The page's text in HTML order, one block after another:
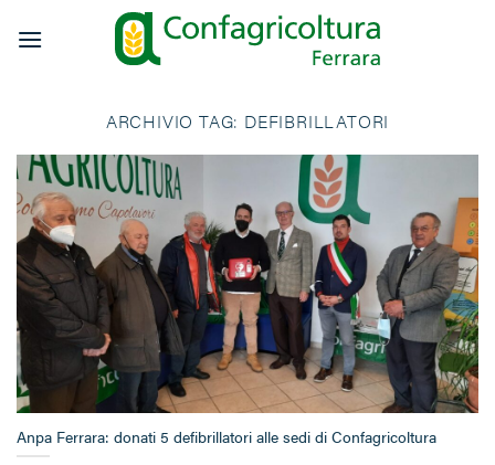
ARCHIVIO TAG: DEFIBRILLATORI
Anpa Ferrara: donati 5 defibrillatori alle sedi di Confagricoltura